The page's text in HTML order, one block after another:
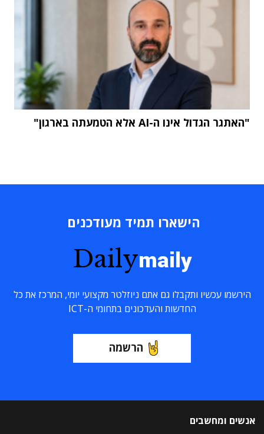
"האתגר הגדול אינו ה-AI אלא הטמעתה בארגון"
הישארו תמיד מעודכנים
Dailymaily
הירשמו עכשיו ותקבלו גם אתם ניוזלטר מקצועי יומי, המרכז את כל
החדשות והעדכונים בתחומי ה-ICT
הרשמה
אנשים ומחשבים